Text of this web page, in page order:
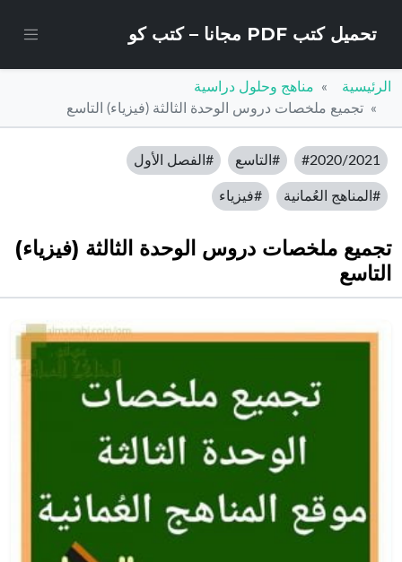
تحميل كتب PDF مجانا – كتب كو
الرئيسية
مناهج وحلول دراسية
تجميع ملخصات دروس الوحدة الثالثة (فيزياء) التاسع
#2020/2021 #التاسع #الفصل الأول
#المناهج العُمانية #فيزياء
تجميع ملخصات دروس الوحدة الثالثة (فيزياء)
التاسع